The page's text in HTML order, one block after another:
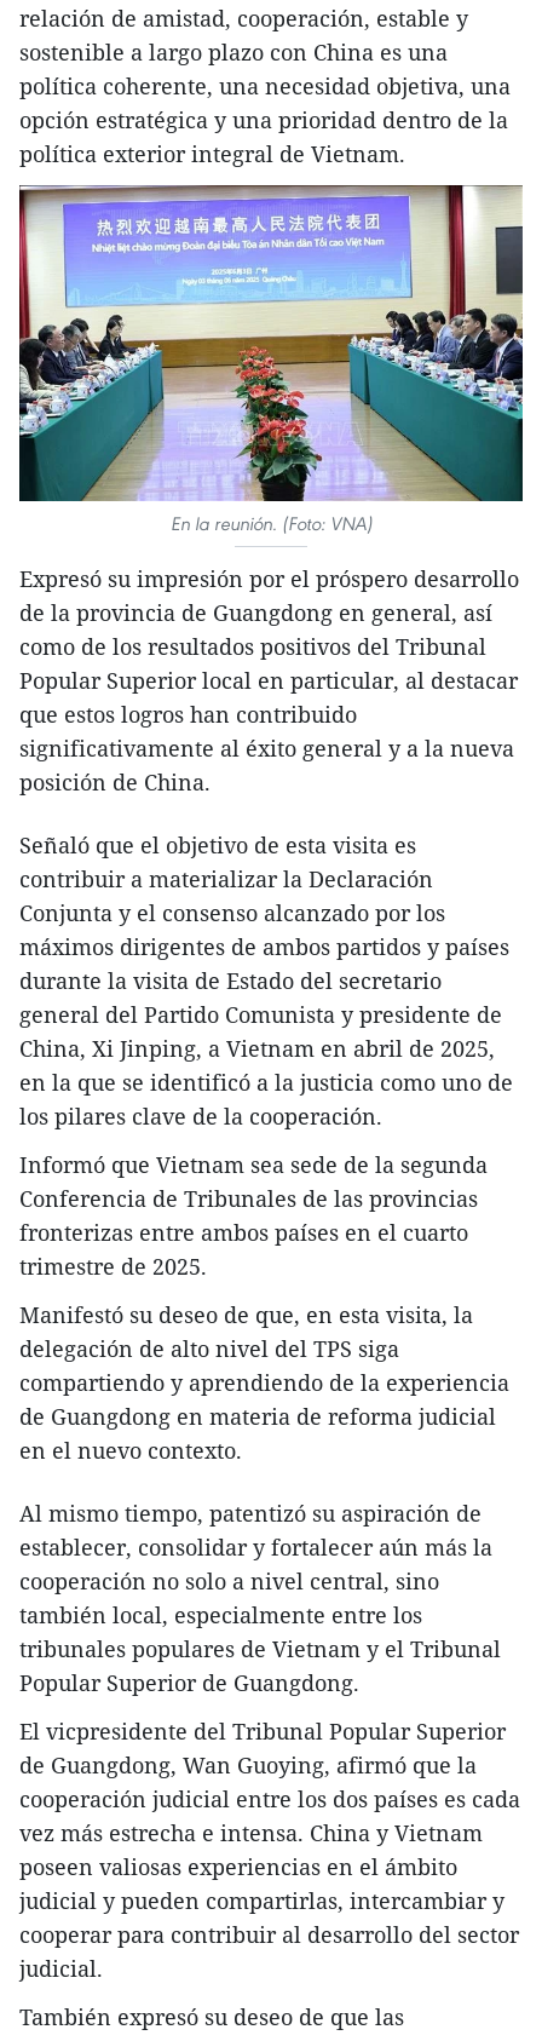
relación de amistad, cooperación, estable y
sostenible a largo plazo con China es una
política coherente, una necesidad objetiva, una
opción estratégica y una prioridad dentro de la
política exterior integral de Vietnam.
En la reunión. (Foto: VNA)
Expresó su impresión por el próspero desarrollo
de la provincia de Guangdong en general, así
como de los resultados positivos del Tribunal
Popular Superior local en particular, al destacar
que estos logros han contribuido
significativamente al éxito general y a la nueva
posición de China.
Señaló que el objetivo de esta visita es
contribuir a materializar la Declaración
Conjunta y el consenso alcanzado por los
máximos dirigentes de ambos partidos y países
durante la visita de Estado del secretario
general del Partido Comunista y presidente de
China, Xi Jinping, a Vietnam en abril de 2025,
en la que se identificó a la justicia como uno de
los pilares clave de la cooperación.
Informó que Vietnam sea sede de la segunda
Conferencia de Tribunales de las provincias
fronterizas entre ambos países en el cuarto
trimestre de 2025.
Manifestó su deseo de que, en esta visita, la
delegación de alto nivel del TPS siga
compartiendo y aprendiendo de la experiencia
de Guangdong en materia de reforma judicial
en el nuevo contexto.
Al mismo tiempo, patentizó su aspiración de
establecer, consolidar y fortalecer aún más la
cooperación no solo a nivel central, sino
también local, especialmente entre los
tribunales populares de Vietnam y el Tribunal
Popular Superior de Guangdong.
El vicpresidente del Tribunal Popular Superior
de Guangdong, Wan Guoying, afirmó que la
cooperación judicial entre los dos países es cada
vez más estrecha e intensa. China y Vietnam
poseen valiosas experiencias en el ámbito
judicial y pueden compartirlas, intercambiar y
cooperar para contribuir al desarrollo del sector
judicial.
También expresó su deseo de que las